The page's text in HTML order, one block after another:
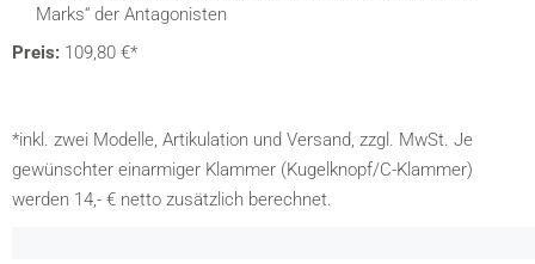
Marks“ der Antagonisten
Preis: 109,80 €*
*inkl. zwei Modelle, Artikulation und Versand, zzgl. MwSt. Je
gewünschter einarmiger Klammer (Kugelknopf/C-Klammer)
werden 14,- € netto zusätzlich berechnet.